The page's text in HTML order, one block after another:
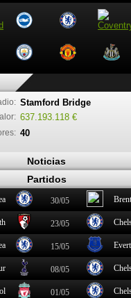
Stamford Bridge
637.193.118 €
40
Noticias
Partidos
30/05
23/05
15/05
08/05
01/05